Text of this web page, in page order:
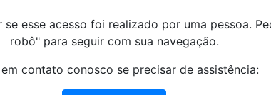
esse acesso foi realizado por uma pessoa.
robô" para seguir com sua navegação.
contato conosco se precisar de assistência: